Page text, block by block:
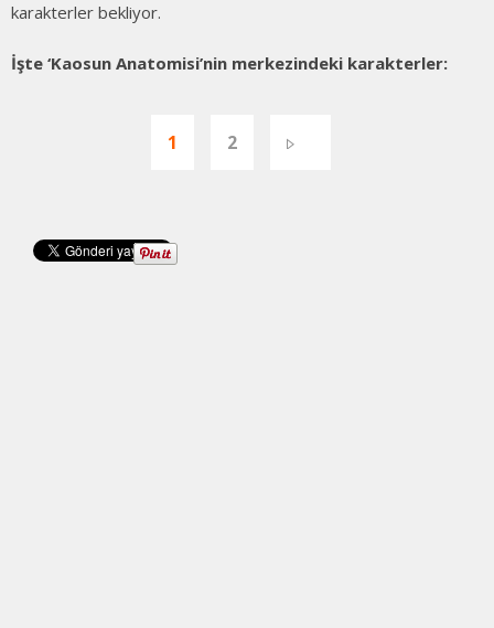
karakterler bekliyor.
İşte ‘Kaosun Anatomisi’nin merkezindeki karakterler:
1 2